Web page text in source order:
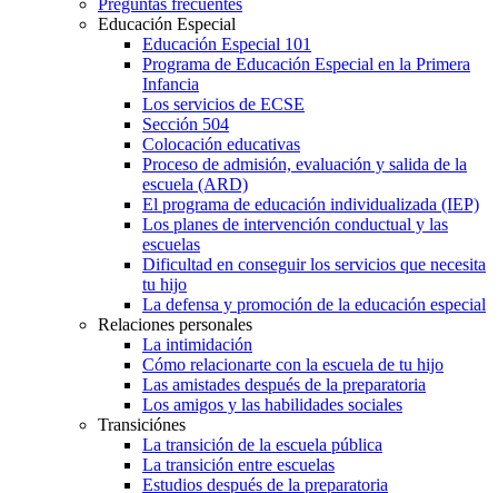
Educación Especial
Educación Especial 101
Programa de Educación Especial en la Primera
Infancia
Los servicios de ECSE
Sección 504
Colocación educativas
Proceso de admisión, evaluación y salida de la
escuela (ARD)
El programa de educación individualizada (IEP)
Los planes de intervención conductual y las
escuelas
Dificultad en conseguir los servicios que necesita
tu hijo
La defensa y promoción de la educación especial
Relaciones personales
La intimidación
Cómo relacionarte con la escuela de tu hijo
Las amistades después de la preparatoria
Los amigos y las habilidades sociales
Transiciónes
La transición de la escuela pública
La transición entre escuelas
Estudios después de la preparatoria